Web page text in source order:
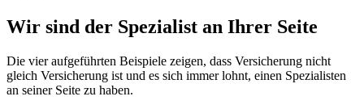
Wir sind der Spezialist an Ihrer Seite
Die vier aufgeführten Beispiele zeigen, dass Versicherung nicht
gleich Versicherung ist und es sich immer lohnt, einen Spezialisten
an seiner Seite zu haben.